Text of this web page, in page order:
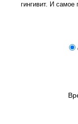
гингивит. И